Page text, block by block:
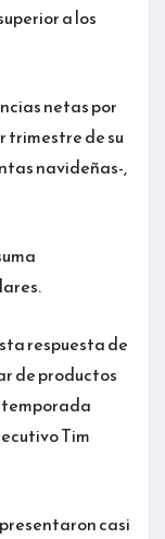
a los
netas por
trimestre de su
navideñas-,
respuesta de
de productos
temporada
Tim
casi